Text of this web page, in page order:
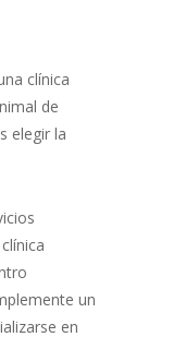
clínica
de
elegir la
un
en